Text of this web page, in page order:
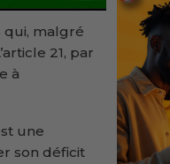
qui, malgré
21, par
à
une
son déficit